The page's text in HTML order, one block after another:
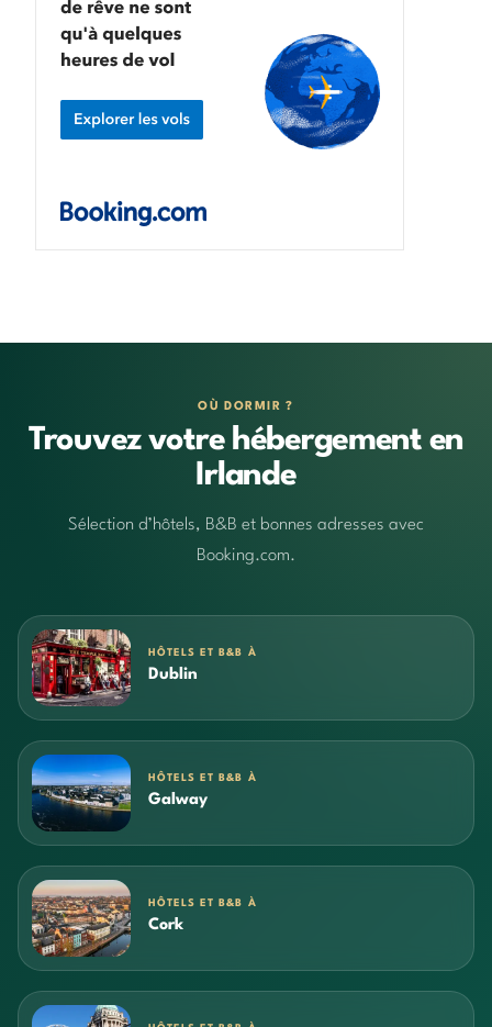
OÙ DORMIR ?
Trouvez votre hébergement en
Irlande
Sélection d’hôtels, B&B et bonnes adresses avec
Booking.com.
HÔTELS ET B&B À
Dublin
HÔTELS ET B&B À
Galway
HÔTELS ET B&B À
Cork